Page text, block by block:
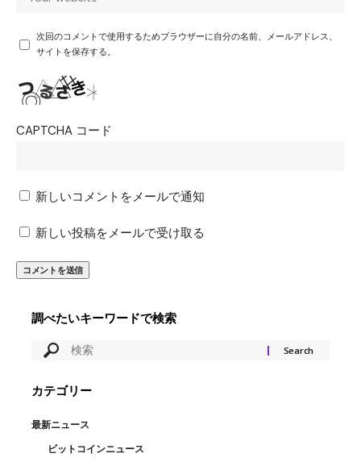
次回のコメントで使用するためブラウザーに自分の名前、メールアドレス、
サイトを保存する。
CAPTCHA コード
新しいコメントをメールで通知
新しい投稿をメールで受け取る
調べたいキーワードで検索
カテゴリー
最新ニュース
ビットコインニュース